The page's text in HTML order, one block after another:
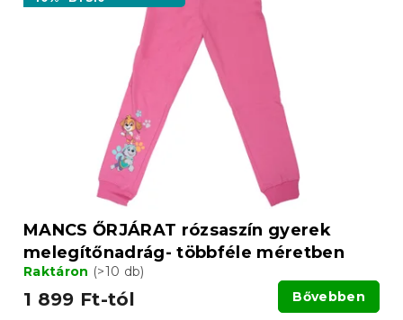
MANCS ŐRJÁRAT rózsaszín gyerek
melegítőnadrág- többféle méretben
Raktáron (>10 db)
1 899 Ft-tól Bővebben